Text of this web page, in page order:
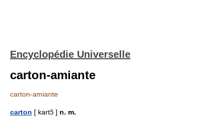
Encyclopédie Universelle
carton-amiante
carton-amiante
carton [ kartɔ̃ ] n. m.